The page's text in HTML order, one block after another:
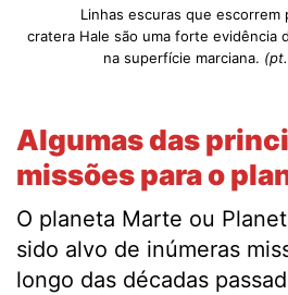
Linhas escuras que escorrem
cratera Hale são uma forte evidência
na superfície marciana.
Algumas das
missões para o
O planeta Marte ou
sido alvo de inúmeras
longo das décadas